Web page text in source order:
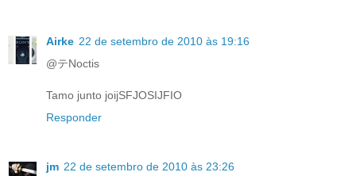
Airke 22 de setembro de 2010 às 19:16
@テNoctis
Tamo junto joijSFJOSIJFIO
Responder
jm 22 de setembro de 2010 às 23:26